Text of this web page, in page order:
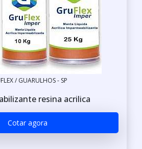
/ GUARULHOS - SP
resina acrilica
Cotar agora